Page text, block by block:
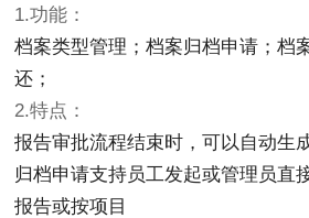
1.功能：
档案类型管理；档案归档申请；档
还；
2.特点：
报告审批流程结束时，可以自动生
归档申请支持员工发起或管理员直
报告或按项目